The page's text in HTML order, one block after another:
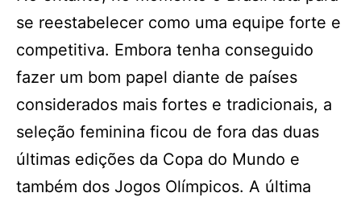
se reestabelecer como uma equipe forte e
competitiva. Embora tenha conseguido
fazer um bom papel diante de países
considerados mais fortes e tradicionais, a
seleção feminina ficou de fora das duas
últimas edições da Copa do Mundo e
também dos Jogos Olímpicos. A última